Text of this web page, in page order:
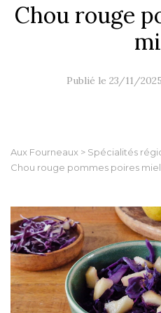
Chou rouge
Publié le 23/11/
Aux Fourneaux > Spécialités
Chou rouge pommes poires miel